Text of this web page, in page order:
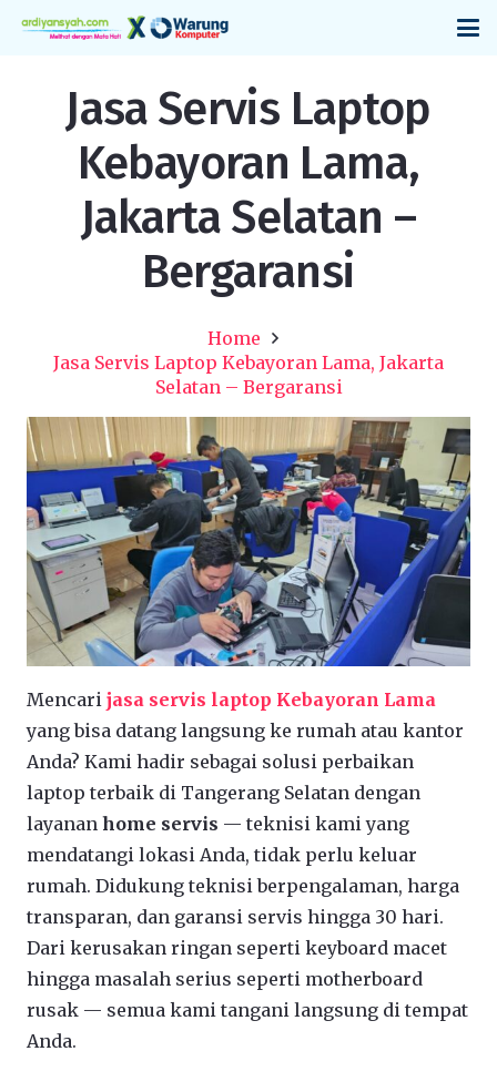
Jasa Servis Laptop
Kebayoran Lama,
Jakarta Selatan –
Bergaransi
Home
Jasa Servis Laptop Kebayoran Lama, Jakarta
Selatan – Bergaransi
Mencari jasa servis laptop Kebayoran Lama
yang bisa datang langsung ke rumah atau kantor
Anda? Kami hadir sebagai solusi perbaikan
laptop terbaik di Tangerang Selatan dengan
layanan home servis — teknisi kami yang
mendatangi lokasi Anda, tidak perlu keluar
rumah. Didukung teknisi berpengalaman, harga
transparan, dan garansi servis hingga 30 hari.
Dari kerusakan ringan seperti keyboard macet
hingga masalah serius seperti motherboard
rusak — semua kami tangani langsung di tempat
Anda.